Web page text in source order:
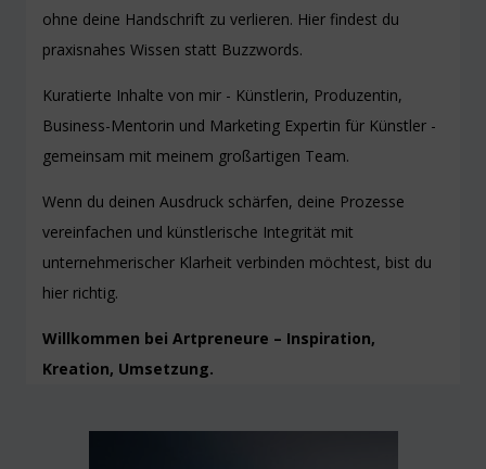
ohne deine Handschrift zu verlieren. Hier findest du
praxisnahes Wissen statt Buzzwords.
Kuratierte Inhalte von mir - Künstlerin, Produzentin,
Business-Mentorin und Marketing Expertin für Künstler -
gemeinsam mit meinem großartigen Team.
Wenn du deinen Ausdruck schärfen, deine Prozesse
vereinfachen und künstlerische Integrität mit
unternehmerischer Klarheit verbinden möchtest, bist du
hier richtig.
Willkommen bei Artpreneure – Inspiration,
Kreation, Umsetzung.